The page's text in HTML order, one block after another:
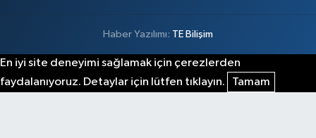
Haber Yazılımı: TE Bilişim
En iyi site deneyimi sağlamak için çerezlerden
faydalanıyoruz. Detaylar için lütfen tıklayın.
Tamam